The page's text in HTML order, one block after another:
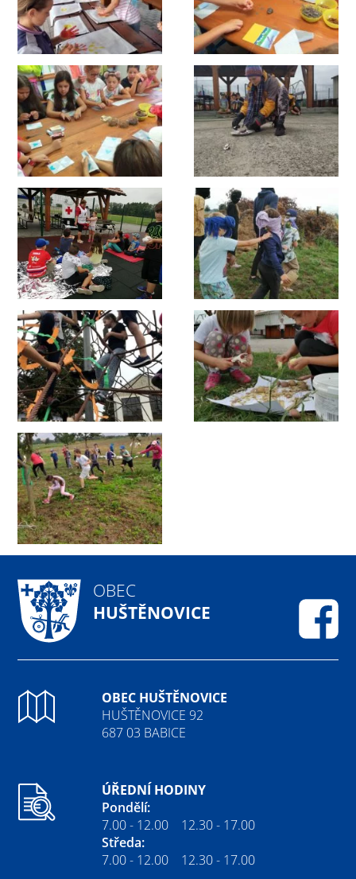
OBEC
HUŠTĚNOVICE
OBEC HUŠTĚNOVICE
HUŠTĚNOVICE 92
687 03 BABICE
ÚŘEDNÍ HODINY
Pondělí:
7.00 - 12.00 12.30 - 17.00
Středa:
7.00 - 12.00 12.30 - 17.00